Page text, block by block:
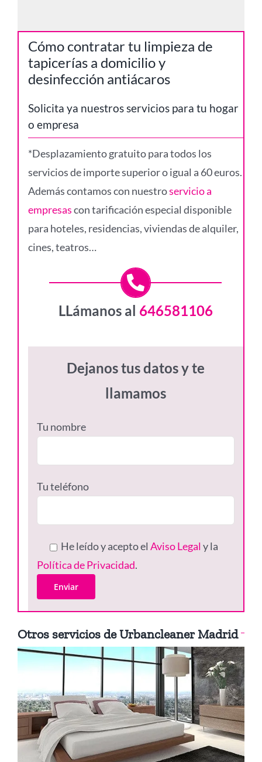
Cómo contratar tu limpieza de
tapicerías a domicilio y
desinfección antiácaros
Solicita ya nuestros servicios para tu hogar
o empresa
*Desplazamiento gratuito para todos los
servicios de importe superior o igual a 60 euros.
Además contamos con nuestroservicio a
empresascon tarificación especial disponible
para hoteles, residencias, viviendas de alquiler,
cines, teatros…
LLámanos al 646581106
Dejanos tus datos y te
llamamos
Tu nombre
Tu teléfono
He leído y acepto el Aviso Legal y la
Política de Privacidad.
Otros servicios de Urbancleaner Madrid